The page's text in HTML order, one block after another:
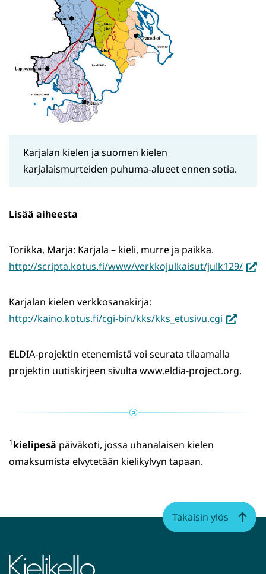
Karjalan kielen ja suomen kielen
karjalaismurteiden puhuma-alueet ennen sotia.
Lisää aiheesta
Torikka, Marja: Karjala – kieli, murre ja paikka.
http://scripta.kotus.fi/www/verkkojulkaisut/julk129/
Karjalan kielen verkkosanakirja:
http://kaino.kotus.fi/cgi-bin/kks/kks_etusivu.cgi (siirryt
ELDIA-projektin etenemistä voi seurata tilaamalla
projektin uutiskirjeen sivulta www.eldia-project.org.
1kielipesä päiväkoti, jossa uhanalaisen kielen
omaksumista elvytetään kielikylvyn tapaan.
Takaisin ylös